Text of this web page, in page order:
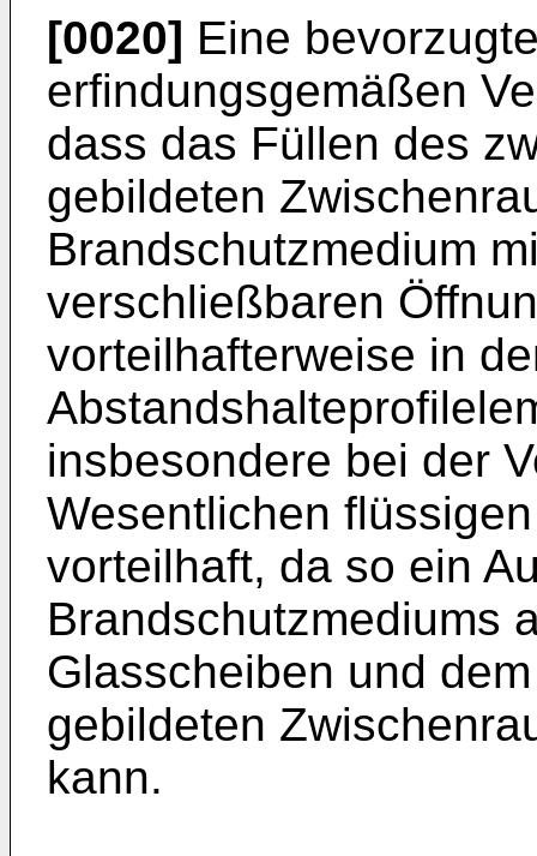
[0020] Eine
erfindungsgemäßen
dass das Füllen des
gebildeten
Brandschutzmedium
verschließbaren
vorteilhafterweise in
insbesondere bei der
Wesentlichen
vorteilhaft, da so ein
Brandschutzmediums
Glasscheiben und
gebildeten
kann.